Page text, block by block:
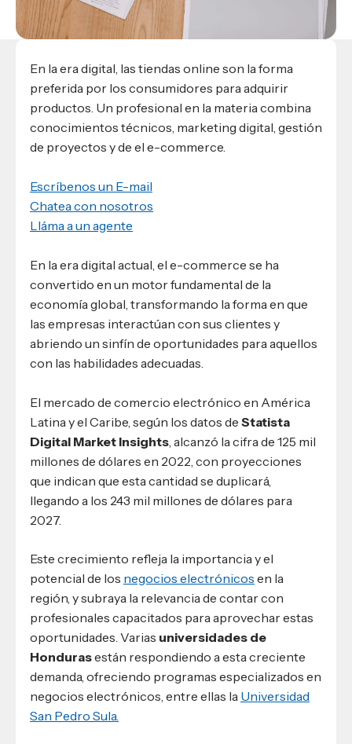
En la era digital, las tiendas online son la forma
preferida por los consumidores para adquirir
productos. Un profesional en la materia combina
conocimientos técnicos, marketing digital, gestión
de proyectos y de el e-commerce.
Escríbenos un E-mail
Chatea con nosotros
Lláma a un agente
En la era digital actual, el e-commerce se ha
convertido en un motor fundamental de la
economía global, transformando la forma en que
las empresas interactúan con sus clientes y
abriendo un sinfín de oportunidades para aquellos
con las habilidades adecuadas.
El mercado de comercio electrónico en América
Latina y el Caribe, según los datos de Statista
Digital Market Insights , alcanzó la cifra de 125 mil
millones de dólares en 2022, con proyecciones
que indican que esta cantidad se duplicará,
llegando a los 243 mil millones de dólares para
2027.
Este crecimiento refleja la importancia y el
potencial de los negocios electrónicos en la
región, y subraya la relevancia de contar con
profesionales capacitados para aprovechar estas
oportunidades. Varias universidades de
Hondurasestán respondiendo a esta creciente
demanda, ofreciendo programas especializados en
negocios electrónicos, entre ellas la Universidad
San Pedro Sula.